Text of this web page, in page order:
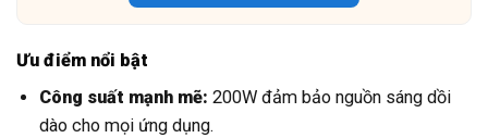
Ưu điểm nổi bật
Công suất mạnh mẽ: 200W đảm bảo nguồn sáng dồi
dào cho mọi ứng dụng.